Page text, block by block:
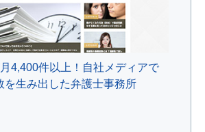
4,400件以上！自社メディアで
を生み出した弁護士事務所